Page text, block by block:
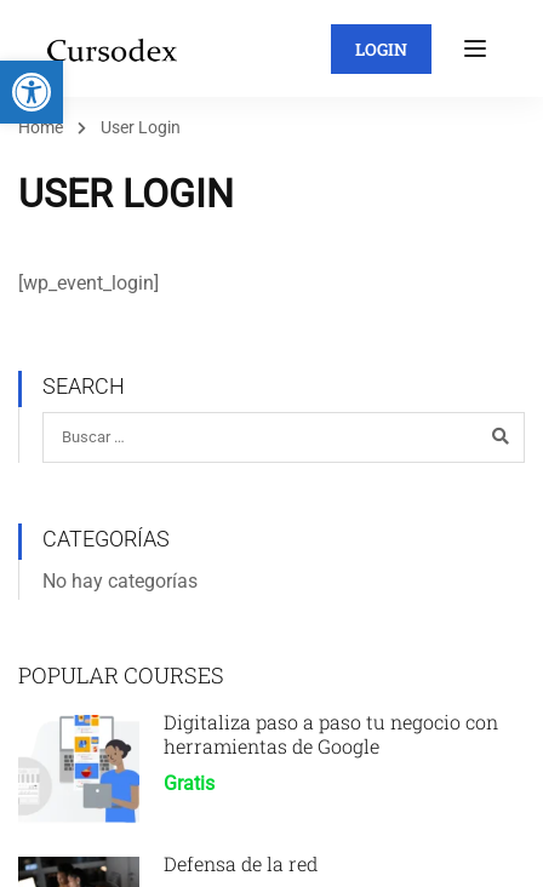
Abrir barra de herramientas LOGIN
Home User Login
USER LOGIN
[wp_event_login]
SEARCH
CATEGORÍAS
No hay categorías
POPULAR COURSES
Digitaliza paso a paso tu negocio con
herramientas de Google
Gratis
Defensa de la red